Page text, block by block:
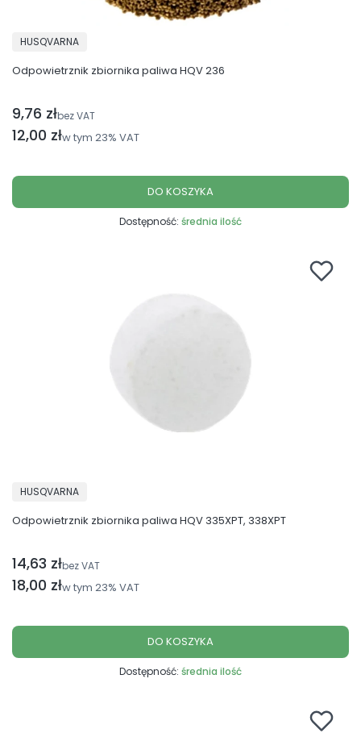
Odpowietrznik zbiornika paliwa HQV 236
PRODUCENT
HUSQVARNA
Cena brutto
12,00 złw tym 23% VAT
Cena netto
9,76 złbez VAT
DO KOSZYKA
Dostępność: średnia ilość
Odpowietrznik zbiornika paliwa HQV 335XPT, 338XPT
PRODUCENT
HUSQVARNA
Cena brutto
18,00 złw tym 23% VAT
Cena netto
14,63 złbez VAT
DO KOSZYKA
Dostępność: średnia ilość